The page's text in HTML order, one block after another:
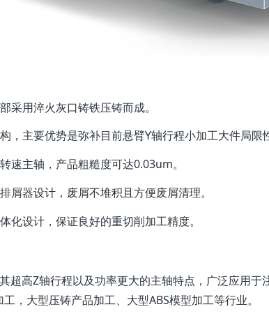
采用淬火灰口铸铁压铸而成。
，主要优势是弥补目前悬臂Y轴行程小加工大件局限
速主轴，产品粗糙度可达0.03um。
屑器设计，废屑不堆积且方便废屑清理。
化设计，保证良好的重切削加工精度。
超高Z轴行程以及功率更大的主轴特点，广泛应用
工，大型压铸产品加工、大型ABS模型加工等行业。